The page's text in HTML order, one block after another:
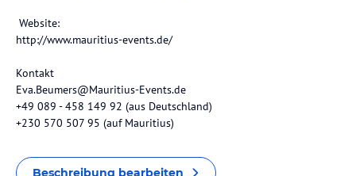
Website:
http://www.mauritius-events.de/
Kontakt
Eva.Beumers@Mauritius-Events.de
+49 089 - 458 149 92 (aus Deutschland)
+230 570 507 95 (auf Mauritius)
Beschreibung bearbeiten